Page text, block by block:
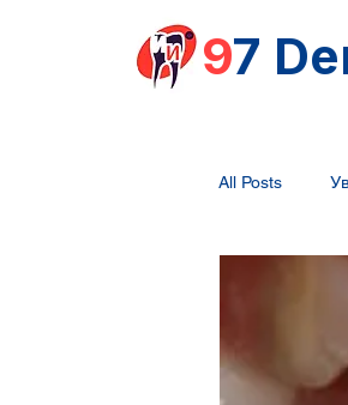
97
All Posts
дентална